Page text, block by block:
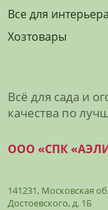
Все для интерьера
Хозтовары
Всё для сада и
качества по
ООО «СПК
141231, Московская
Достоевского, д. 1Б